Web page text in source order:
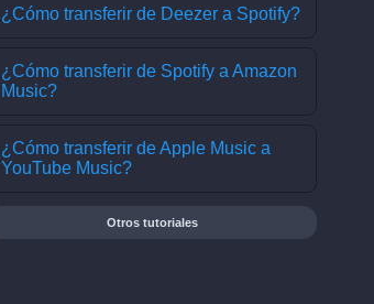
¿Cómo transferir de Deezer a Spotify?
¿Cómo transferir de Spotify a Amazon
Music?
¿Cómo transferir de Apple Music a
YouTube Music?
Otros tutoriales